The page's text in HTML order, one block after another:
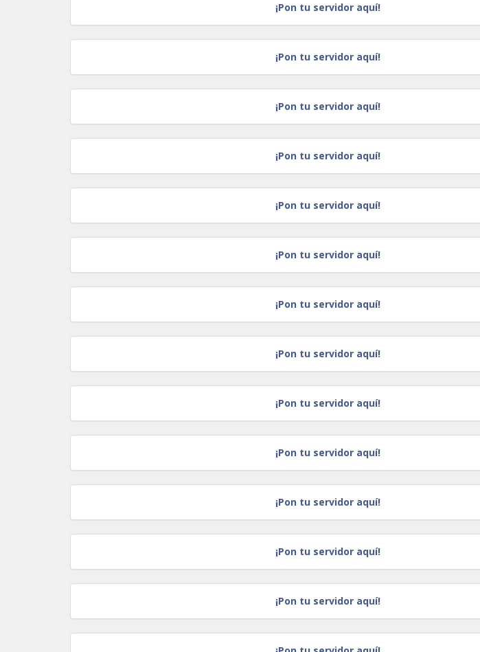
¡Pon tu servidor aquí!
¡Pon tu servidor aquí!
¡Pon tu servidor aquí!
¡Pon tu servidor aquí!
¡Pon tu servidor aquí!
¡Pon tu servidor aquí!
¡Pon tu servidor aquí!
¡Pon tu servidor aquí!
¡Pon tu servidor aquí!
¡Pon tu servidor aquí!
¡Pon tu servidor aquí!
¡Pon tu servidor aquí!
¡Pon tu servidor aquí!